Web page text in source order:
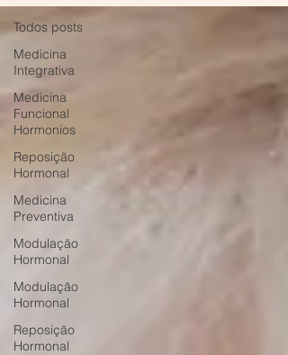
Todos posts
Medicina
Integrativa
Medicina
Funcional
Hormonios
Reposição
Hormonal
Medicina
Preventiva
Modulação
Hormonal
Modulação
Hormonal
Reposição
Hormonal